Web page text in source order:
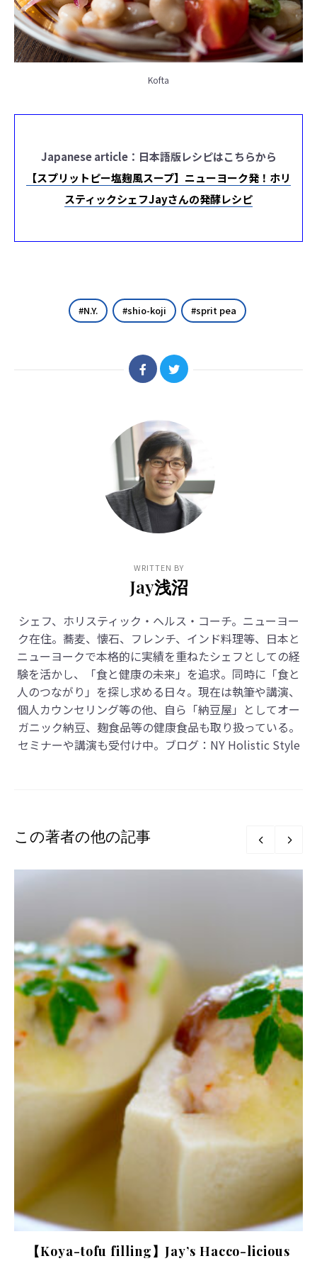
Kofta
Japanese article：日本語版レシピはこちらから
【スプリットピー塩麹風スープ】ニューヨーク発！ホリ
スティックシェフJayさんの発酵レシピ
N.Y. shio-koji sprit pea
WRITTEN BY
Jay浅沼
シェフ、ホリスティック・ヘルス・コーチ。ニューヨー
ク在住。蕎麦、懐石、フレンチ、インド料理等、日本と
ニューヨークで本格的に実績を重ねたシェフとしての経
験を活かし、「食と健康の未来」を追求。同時に「食と
人のつながり」を探し求める日々。現在は執筆や講演、
個人カウンセリング等の他、自ら「納豆屋」としてオー
ガニック納豆、麹食品等の健康食品も取り扱っている。
セミナーや講演も受付け中。ブログ： NY Holistic Style
この著者の他の記事
【Koya-tofu filling】Jay’s Hacco-licious